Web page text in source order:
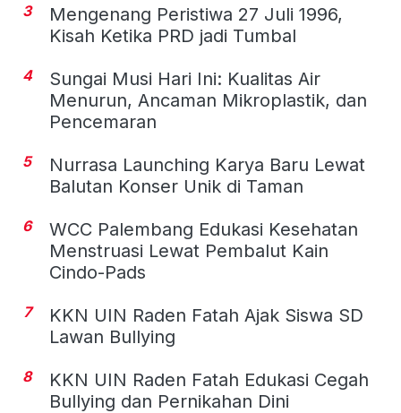
3
Mengenang Peristiwa 27 Juli 1996,
Kisah Ketika PRD jadi Tumbal
4
Sungai Musi Hari Ini: Kualitas Air
Menurun, Ancaman Mikroplastik, dan
Pencemaran
5
Nurrasa Launching Karya Baru Lewat
Balutan Konser Unik di Taman
6
WCC Palembang Edukasi Kesehatan
Menstruasi Lewat Pembalut Kain
Cindo-Pads
7
KKN UIN Raden Fatah Ajak Siswa SD
Lawan Bullying
8
KKN UIN Raden Fatah Edukasi Cegah
Bullying dan Pernikahan Dini